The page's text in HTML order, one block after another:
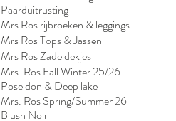
Paarduitrusting
Mrs Ros rijbroeken & leggings
Mrs Ros Tops & Jassen
Mrs Ros Zadeldekjes
Mrs. Ros Fall Winter 25/26
Poseidon & Deep lake
Mrs. Ros Spring/Summer 26 -
Blush Noir